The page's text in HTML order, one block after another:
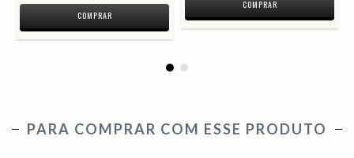
COMPRAR
COMPRAR
PARA COMPRAR COM ESSE PRODUTO